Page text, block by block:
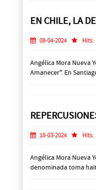
EN CHILE, LA
08-04-2024 Hits:
Angélica Mora Nueva
Amanecer". En
18-03-2024 Hits:
Angélica Mora Nueva
denominada toma